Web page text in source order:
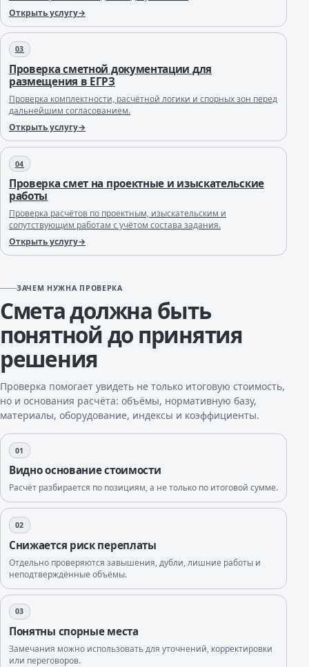
Открыть услугу
03
Проверка сметной документации для
размещения в ЕГРЗ
Проверка комплектности, расчётной логики и спорных зон перед
дальнейшим согласованием.
Открыть услугу
04
Проверка смет на проектные и изыскательские
работы
Проверка расчётов по проектным, изыскательским и
сопутствующим работам с учётом состава задания.
Открыть услугу
ЗАЧЕМ НУЖНА ПРОВЕРКА
Смета должна быть
понятной до принятия
решения
Проверка помогает увидеть не только итоговую стоимость,
но и основания расчёта: объёмы, нормативную базу,
материалы, оборудование, индексы и коэффициенты.
01
Видно основание стоимости
Расчёт разбирается по позициям, а не только по итоговой сумме.
02
Снижается риск переплаты
Отдельно проверяются завышения, дубли, лишние работы и
неподтверждённые объёмы.
03
Понятны спорные места
Замечания можно использовать для уточнений, корректировки
или переговоров.